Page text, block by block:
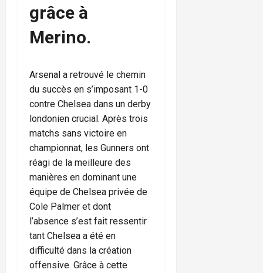
grâce à
Merino.
Arsenal a retrouvé le chemin
du succès en s’imposant 1-0
contre Chelsea dans un derby
londonien crucial. Après trois
matchs sans victoire en
championnat, les Gunners ont
réagi de la meilleure des
manières en dominant une
équipe de Chelsea privée de
Cole Palmer et dont
l’absence s’est fait ressentir
tant Chelsea a été en
difficulté dans la création
offensive. Grâce à cette